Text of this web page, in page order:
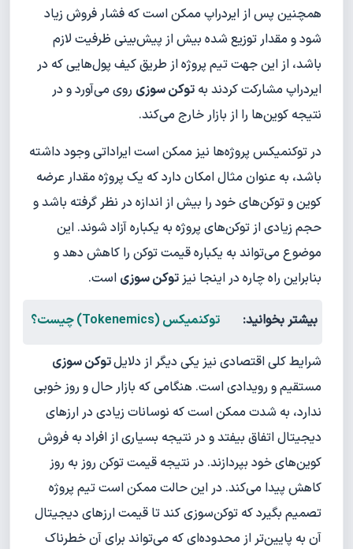
همچنین پس از ایردراپ ممکن است که فشار فروش زیاد
شود و مقدار توزیع شده بیش از پیش‌بینی ظرفیت لازم
باشد، از این جهت تیم پروژه از طریق کیف پول‌هایی که در
ایردراپ مشارکت کردند به توکن سوزی روی می‌آورد و در
نتیجه کوین‌ها را از بازار خارج می‌کند.
در توکنمیکس پروژه‌ها نیز ممکن است ایراداتی وجود داشته
باشد، به عنوان مثال امکان دارد که یک پروژه مقدار عرضه
کوین و توکن‌های خود را بیش از اندازه در نظر گرفته باشد و
حجم زیادی از توکن‌های پروژه به یکباره آزاد شوند. این
موضوع می‌تواند به یکباره قیمت توکن را کاهش دهد و
بنابراین راه چاره در اینجا نیزتوکن سوزی است.
بیشتر بخوانید: توکنمیکس (Tokenemics) چیست؟
شرایط کلی اقتصادی نیز یکی دیگر از دلایلتوکن سوزی
مستقیم و رویدادی است. هنگامی که بازار حال و روز خوبی
ندارد، به شدت ممکن است که نوسانات زیادی در ارزهای
دیجیتال اتفاق بیفتد و در نتیجه بسیاری از افراد به فروش
کوین‌های خود بپردازند. در نتیجه قیمت توکن روز به روز
کاهش پیدا می‌کند. در این حالت ممکن است تیم پروژه
تصمیم بگیرد که توکن‌سوزی کند تا قیمت ارزهای دیجیتال
آن به پایین‌تر از محدوده‌ای که می‌تواند برای آن خطرناک